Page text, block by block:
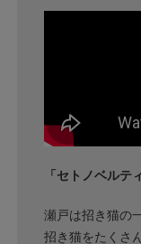
「セトノベル
瀬戸は招き猫の
招き猫をたくさ